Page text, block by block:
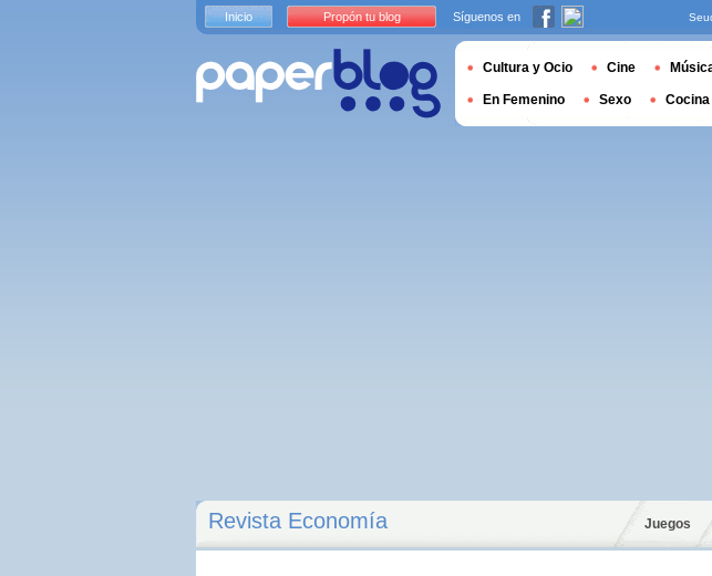
Revista Economía Juegos
Inicio Propón tu blog Síguenos en
Cultura y Ocio Cine
En Femenino Sexo Cocina